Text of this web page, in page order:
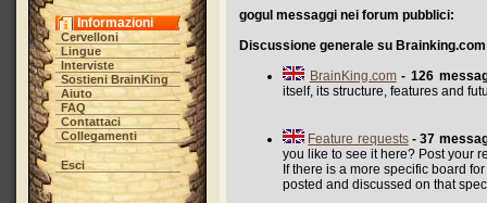
Informazioni
Cervelloni
Lingue
Interviste
Sostieni BrainKing
Aiuto
FAQ
Contattaci
Collegamenti
Esci
gogul messaggi nei forum pubblici:
Discussione generale su Brainking.com
BrainKing.com - 126
itself, its structure, features and
Feature requests - 37
you like to see it here? Post your
If there is a more specific board
posted and discussed on that